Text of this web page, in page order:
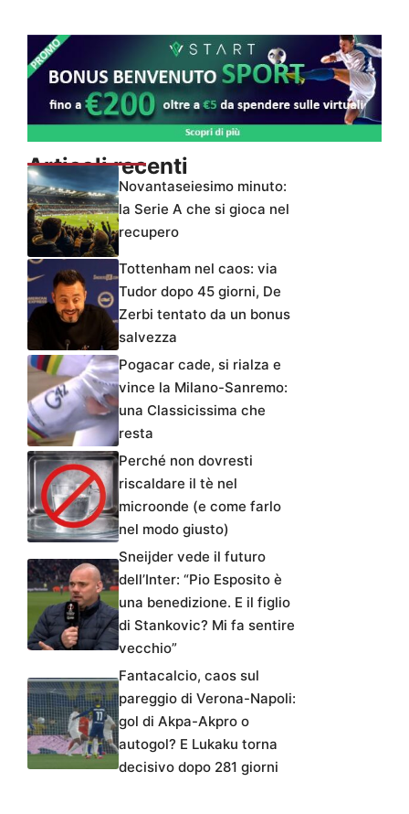
Articoli recenti
Novantaseiesimo minuto:
la Serie A che si gioca nel
recupero
Tottenham nel caos: via
Tudor dopo 45 giorni, De
Zerbi tentato da un bonus
salvezza
Pogacar cade, si rialza e
vince la Milano-Sanremo:
una Classicissima che
resta
Perché non dovresti
riscaldare il tè nel
microonde (e come farlo
nel modo giusto)
Sneijder vede il futuro
dell’Inter: “Pio Esposito è
una benedizione. E il figlio
di Stankovic? Mi fa sentire
vecchio”
Fantacalcio, caos sul
pareggio di Verona-Napoli:
gol di Akpa-Akpro o
autogol? E Lukaku torna
decisivo dopo 281 giorni